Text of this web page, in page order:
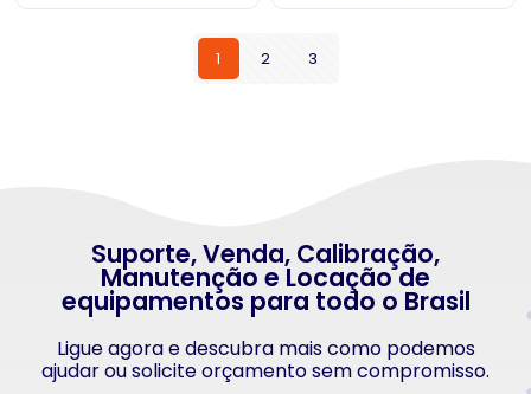
1 2 3
Suporte, Venda, Calibração,
Manutenção e Locação de
equipamentos para todo o Brasil
Ligue agora e descubra mais como podemos
ajudar ou solicite orçamento sem compromisso.